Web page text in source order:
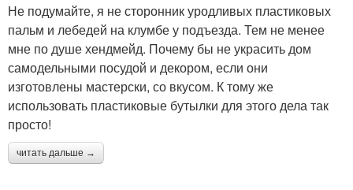
Не подумайте, я не сторонник уродливых пластиковых
пальм и лебедей на клумбе у подъезда. Тем не менее
мне по душе хендмейд. Почему бы не украсить дом
самодельными посудой и декором, если они
изготовлены мастерски, со вкусом. К тому же
использовать пластиковые бутылки для этого дела так
просто!
читать дальше →